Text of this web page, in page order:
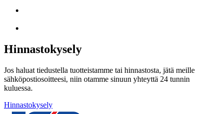
Hinnastokysely
Jos haluat tiedustella tuotteistamme tai hinnastosta, jätä meille
sähköpostiosoitteesi, niin otamme sinuun yhteyttä 24 tunnin
kuluessa.
Hinnastokysely